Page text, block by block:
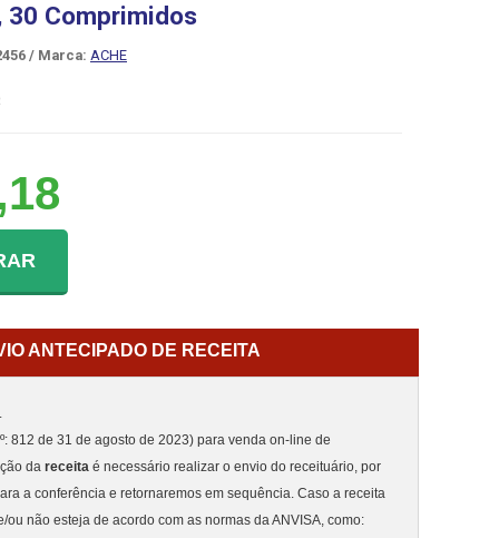
30 Comprimidos
/ Marca: ACHE
ANTECIPADO DE RECEITA
812 de 31 de agosto de 2023) para venda on-line de
da receita é necessário realizar o envio do receituário, por
a conferência e retornaremos em sequência. Caso a receita
não esteja de acordo com as normas da ANVISA, como: